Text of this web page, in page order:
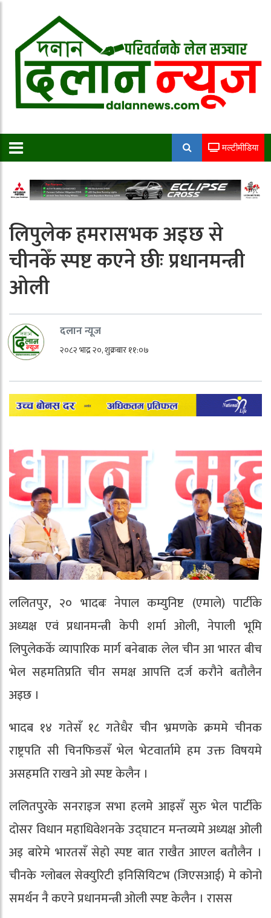
मल्टीमीडिया
लिपुलेक हमरासभक अइछ से
चीनकेँ स्पष्ट कएने छीः प्रधानमन्त्री
ओली
दलान न्यूज
२०८२ भाद्र २०, शुक्रबार ११:०७
ललितपुर, २० भादबः नेपाल कम्युनिष्ट (एमाले) पार्टीके
अध्यक्ष एवं प्रधानमन्त्री केपी शर्मा ओली, नेपाली भूमि
लिपुलेककेँ व्यापारिक मार्ग बनेबाक लेल चीन आ भारत बीच
भेल सहमतिप्रति चीन समक्ष आपत्ति दर्ज करौने बतौलैन
अइछ ।
भादब १४ गतेसँ १८ गतेधैर चीन भ्रमणके क्रममे चीनक
राष्ट्रपति सी चिनफिङसँ भेल भेटवार्तामे हम उक्त विषयमे
असहमति राखने ओ स्पष्ट केलैन ।
ललितपुरके सनराइज सभा हलमे आइसँ सुरु भेल पार्टीके
दोसर विधान महाधिवेशनके उद्घाटन मन्तव्यमे अध्यक्ष ओली
अइ बारेमे भारतसँ सेहो स्पष्ट बात राखैत आएल बतौलैन ।
चीनके ग्लोबल सेक्युरिटी इनिसियिटभ (जिएसआई) मे कोनो
समर्थन नै कएने प्रधानमन्त्री ओली स्पष्ट केलैन । रासस